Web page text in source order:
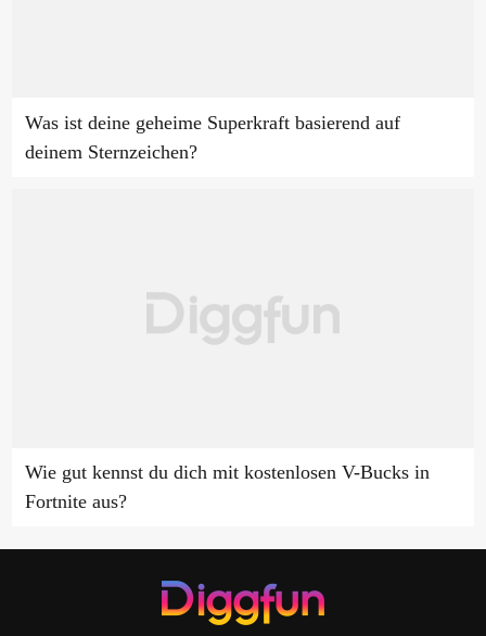
Was ist deine geheime Superkraft basierend auf
deinem Sternzeichen?
Wie gut kennst du dich mit kostenlosen V-Bucks in
Fortnite aus?